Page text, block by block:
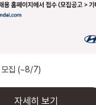
모집 (~8/7)
자세히 보기